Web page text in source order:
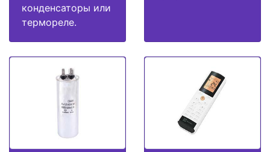
конденсаторы или
термореле.